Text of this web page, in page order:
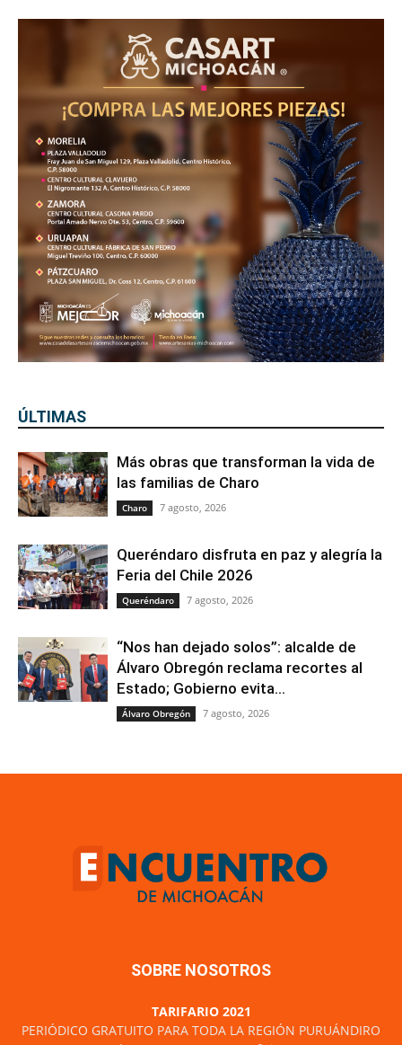
ÚLTIMAS
Más obras que transforman la vida de
las familias de Charo
Charo 7 agosto, 2026
Queréndaro disfruta en paz y alegría la
Feria del Chile 2026
Queréndaro 7 agosto, 2026
“Nos han dejado solos”: alcalde de
Álvaro Obregón reclama recortes al
Estado; Gobierno evita...
Álvaro Obregón 7 agosto, 2026
SOBRE NOSOTROS
TARIFARIO 2021
PERIÓDICO GRATUITO PARA TODA LA REGIÓN PURUÁNDIRO